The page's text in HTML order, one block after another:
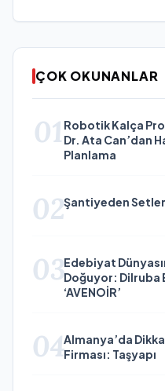
ÇOK OKUNANLAR
01 Robotik Kalça
Dr. Ata Can’dan
Planlama
02Şantiyeden
03Edebiyat
Doğuyor: Dilruba
‘AVENOİR’
04Almanya’da
Firması: Taşyapı